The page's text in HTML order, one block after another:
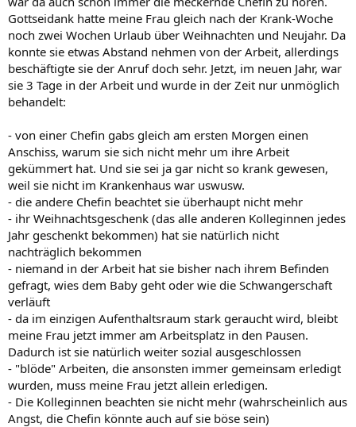
Gottseidank hatte meine Frau gleich nach der Krank-Woche
noch zwei Wochen Urlaub über Weihnachten und Neujahr. Da
konnte sie etwas Abstand nehmen von der Arbeit, allerdings
beschäftigte sie der Anruf doch sehr. Jetzt, im neuen Jahr, war
sie 3 Tage in der Arbeit und wurde in der Zeit nur unmöglich
behandelt:
- von einer Chefin gabs gleich am ersten Morgen einen
Anschiss, warum sie sich nicht mehr um ihre Arbeit
gekümmert hat. Und sie sei ja gar nicht so krank gewesen,
weil sie nicht im Krankenhaus war uswusw.
- die andere Chefin beachtet sie überhaupt nicht mehr
- ihr Weihnachtsgeschenk (das alle anderen Kolleginnen jedes
Jahr geschenkt bekommen) hat sie natürlich nicht
nachträglich bekommen
- niemand in der Arbeit hat sie bisher nach ihrem Befinden
gefragt, wies dem Baby geht oder wie die Schwangerschaft
verläuft
- da im einzigen Aufenthaltsraum stark geraucht wird, bleibt
meine Frau jetzt immer am Arbeitsplatz in den Pausen.
Dadurch ist sie natürlich weiter sozial ausgeschlossen
- "blöde" Arbeiten, die ansonsten immer gemeinsam erledigt
wurden, muss meine Frau jetzt allein erledigen.
- Die Kolleginnen beachten sie nicht mehr (wahrscheinlich aus
Angst, die Chefin könnte auch auf sie böse sein)